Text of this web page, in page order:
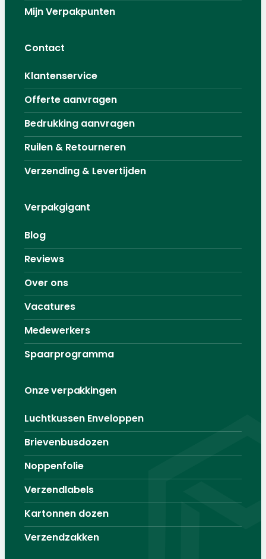
Mijn Verpakpunten
Contact
Klantenservice
Offerte aanvragen
Bedrukking aanvragen
Ruilen & Retourneren
Verzending & Levertijden
Verpakgigant
Blog
Reviews
Over ons
Vacatures
Medewerkers
Spaarprogramma
Onze verpakkingen
Luchtkussen Enveloppen
Brievenbusdozen
Noppenfolie
Verzendlabels
Kartonnen dozen
Verzendzakken